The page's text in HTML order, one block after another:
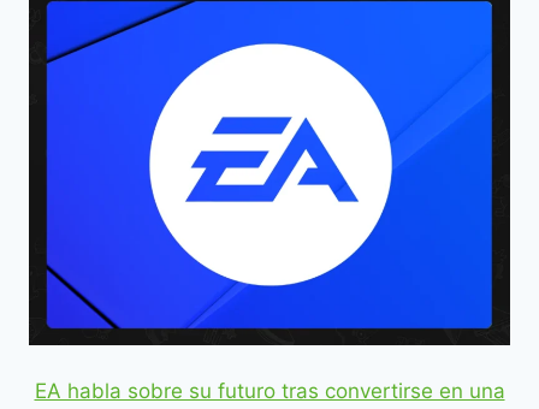
EA habla sobre su futuro tras convertirse en una